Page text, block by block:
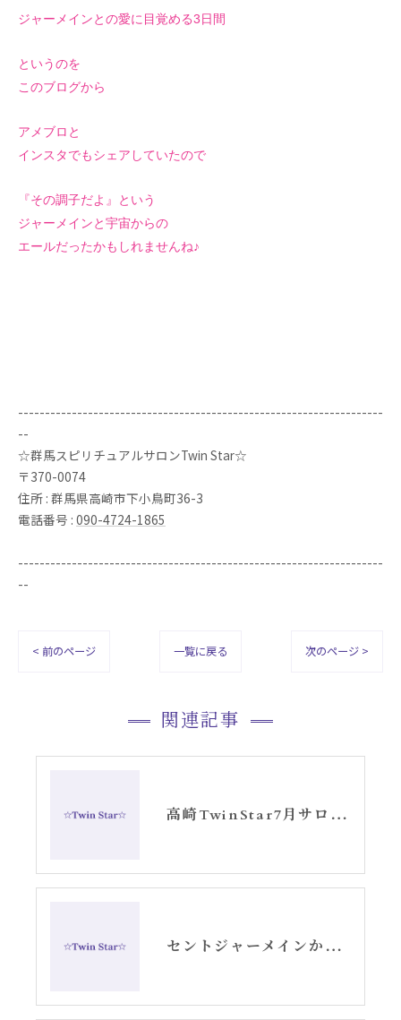
ジャーメインとの愛に目覚める3日間
というのを
このブログから
アメブロと
インスタでもシェアしていたので
『その調子だよ』という
ジャーメインと宇宙からの
エールだったかもしれませんね♪
--------------------------------------------------------------------
--
☆群馬スピリチュアルサロンTwin Star☆
〒370-0074
住所 : 群馬県高崎市下小鳥町36-3
電話番号 : 090-4724-1865
--------------------------------------------------------------------
--
< 前のページ 一覧に戻る 次のページ >
関連記事
高崎TwinStar7月サロンお知らせ
セントジャーメインからのスピリチュアルメッセージ・アリーシャ